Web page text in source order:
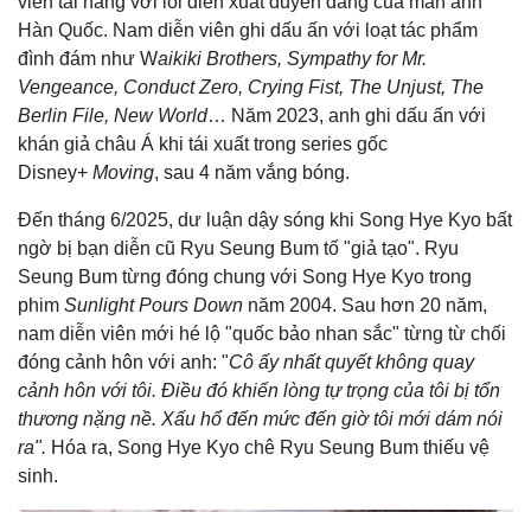
Hàn Quốc. Nam diễn viên ghi dấu ấn với loạt tác phẩm
đình đám như Waikiki Brothers, Sympathy for Mr.
Vengeance, Conduct Zero, Crying Fist, The Unjust, The
Berlin File, New World… Năm 2023, anh ghi dấu ấn với
khán giả châu Á khi tái xuất trong series gốc
Disney+ Moving, sau 4 năm vắng bóng.
Đến tháng 6/2025, dư luận dậy sóng khi Song Hye Kyo bất
ngờ bị bạn diễn cũ Ryu Seung Bum tố "giả tạo". Ryu
Seung Bum từng đóng chung với Song Hye Kyo trong
phim Sunlight Pours Down năm 2004. Sau hơn 20 năm,
nam diễn viên mới hé lộ "quốc bảo nhan sắc" từng từ chối
đóng cảnh hôn với anh: "Cô ấy nhất quyết không quay
cảnh hôn với tôi. Điều đó khiến lòng tự trọng của tôi bị tổn
thương nặng nề. Xấu hổ đến mức đến giờ tôi mới dám nói
ra". Hóa ra, Song Hye Kyo chê Ryu Seung Bum thiếu vệ
sinh.